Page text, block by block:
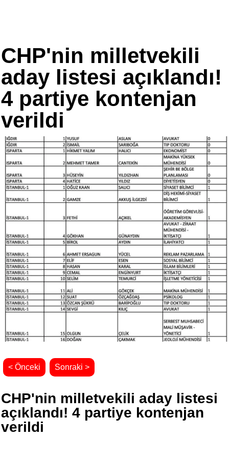
CHP'nin milletvekili
aday listesi açıklandı!
4 partiye kontenjan
verildi
< Önceki Sonraki >
CHP'nin milletvekili aday listesi
açıklandı! 4 partiye kontenjan
verildi